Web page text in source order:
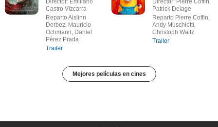
Director: Emiliano
Castro Vizcarra
Reparto Aislinn
Derbez, Mauricio
Ochmann, Daniel
Pérez Prada
Trailer
Director: Pierre Coffin,
Patrick Delage
Reparto Pierre Coffin,
Andy Muschietti,
Christoph Waltz
Trailer
Mejores películas en cines